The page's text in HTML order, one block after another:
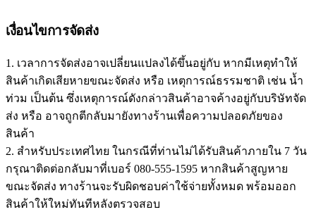
เงื่อนไขการจัดส่ง
1. เวลาการจัดส่งอาจเปลี่ยนแปลงได้ขึ้นอยู่กับ หากมีเหตุทำให้
สินค้าเกิดเสียหายขณะจัดส่ง หรือ เหตุการณ์ธรรมชาติ เช่น น้ำ
ท่วม เป็นต้น ซึ่งเหตุการณ์ดังกล่าวสินค้าอาจค้างอยู่กับบริษัทจัด
ส่ง หรือ อาจถูกตีกลับมายังทางร้านเพื่อความปลอดภัยของ
สินค้า
2. สำหรับประเทศไทย ในกรณีที่ท่านไม่ได้รับสินค้าภายใน 7 วัน
กรุณาติดต่อกลับมาที่เบอร์ 080-555-1595 หากสินค้าสูญหาย
ขณะจัดส่ง ทางร้านจะรับผิดชอบค่าใช้จ่ายทั้งหมด พร้อมออก
สินค้าให้ใหม่ทันทีหลังตรวจสอบ